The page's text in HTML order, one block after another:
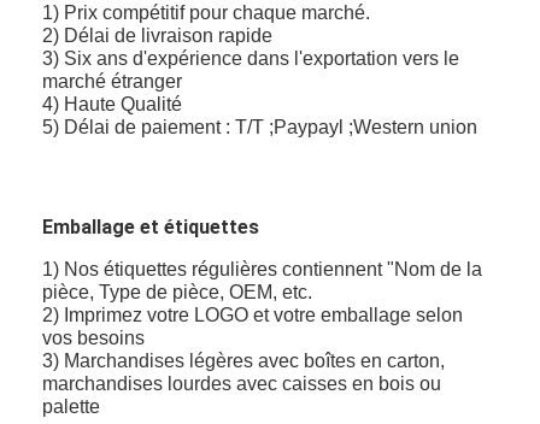
1) Prix compétitif pour chaque marché.
2) Délai de livraison rapide
3) Six ans d'expérience dans l'exportation vers le
marché étranger
4) Haute Qualité
5) Délai de paiement : T/T ;Paypayl ;Western union
Emballage et étiquettes
1) Nos étiquettes régulières contiennent "Nom de la
pièce, Type de pièce, OEM, etc.
2) Imprimez votre LOGO et votre emballage selon
vos besoins
3) Marchandises légères avec boîtes en carton,
marchandises lourdes avec caisses en bois ou
palette